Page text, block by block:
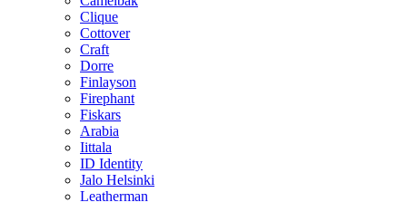
Clique
Cottover
Craft
Dorre
Finlayson
Firephant
Fiskars
Arabia
Iittala
ID Identity
Jalo Helsinki
Leatherman